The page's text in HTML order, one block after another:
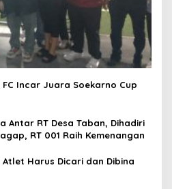
Incar Juara Soekarno Cup
Antar RT Desa Taban, Dihadiri
RT 001 Raih Kemenangan
Atlet Harus Dicari dan Dibina